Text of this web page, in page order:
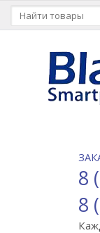
8
8